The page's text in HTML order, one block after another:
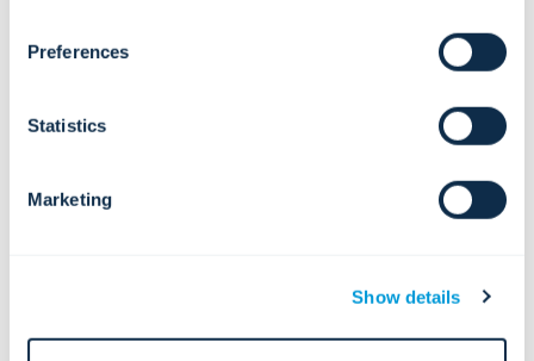
Preferences
Statistics
Marketing
Show details
경계선, 대규모 캠퍼스 또는 비상 대응을
원격 또는 임시 운영을 위한 신속 배치